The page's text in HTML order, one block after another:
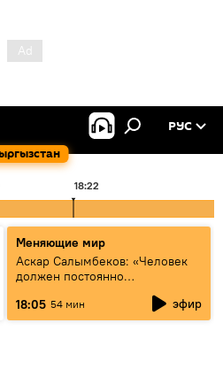
РУС
18:22
Меняющие мир
Аскар Салымбеков: «Человек
должен постоянно
18:05 54 мин эфир